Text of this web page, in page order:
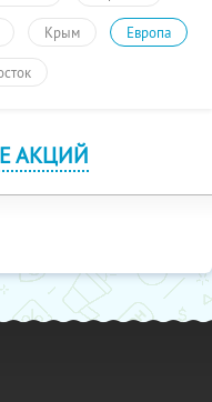
Крым Европа
АКЦИЙ